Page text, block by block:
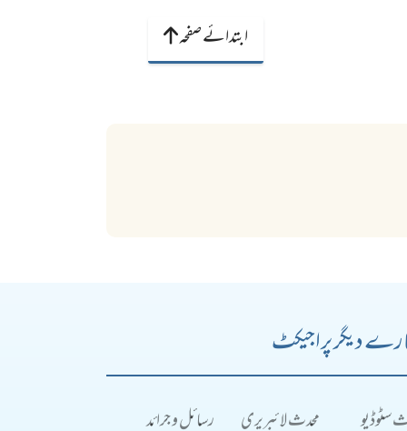
ابتدائے صفحہ
دیگر پراجیکٹ
سٹوڈیو محدث لائبریری رسائل و جرائد